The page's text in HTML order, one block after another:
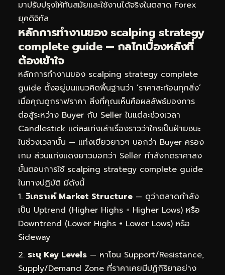
มาปรับปรุงให้ทันสมัยและใช้งานได้จริงในตลาด Forex
ยุคดิจิทัล
หลักการทำงานของ scalping strategy
complete guide — กลไกเบื้องหลังที่
ต้องเข้าใจ
หลักการทำงานของ scalping strategy complete
guide ตั้งอยู่บนแนวคิดพื้นฐานว่า ‘ราคาสะท้อนทุกสิ่ง’
เมื่อคุณดูกราฟราคา สิ่งที่คุณเห็นคือผลลัพธ์ของการ
ต่อสู้ระหว่าง Buyer กับ Seller ในแต่ละช่วงเวลา
Candlestick แต่ละแท่งเล่าเรื่องราวว่าใครเป็นฝ่ายชนะ
ในช่วงเวลานั้น — แท่งเขียวยาวๆ บอกว่า Buyer ครอง
เกม ส่วนแท่งแดงยาวบอกว่า Seller กำลังกดราคาลง
ขั้นตอนการใช้ scalping strategy complete guide
ในทางปฏิบัติ มีดังนี้
วิเคราะห์ Market Structure — ดูว่าตลาดกำลัง
เป็น Uptrend (Higher Highs + Higher Lows) หรือ
Downtrend (Lower Highs + Lower Lows) หรือ
Sideway
ระบุ Key Levels — หาโซน Support/Resistance,
Supply/Demand Zone ที่ราคาเคยมีปฏิกิริยาอย่าง